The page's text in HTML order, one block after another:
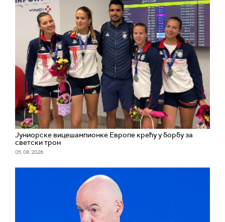
Јуниорске вицешампионке Европе крећу у борбу за
светски трон
05. 08. 2026.